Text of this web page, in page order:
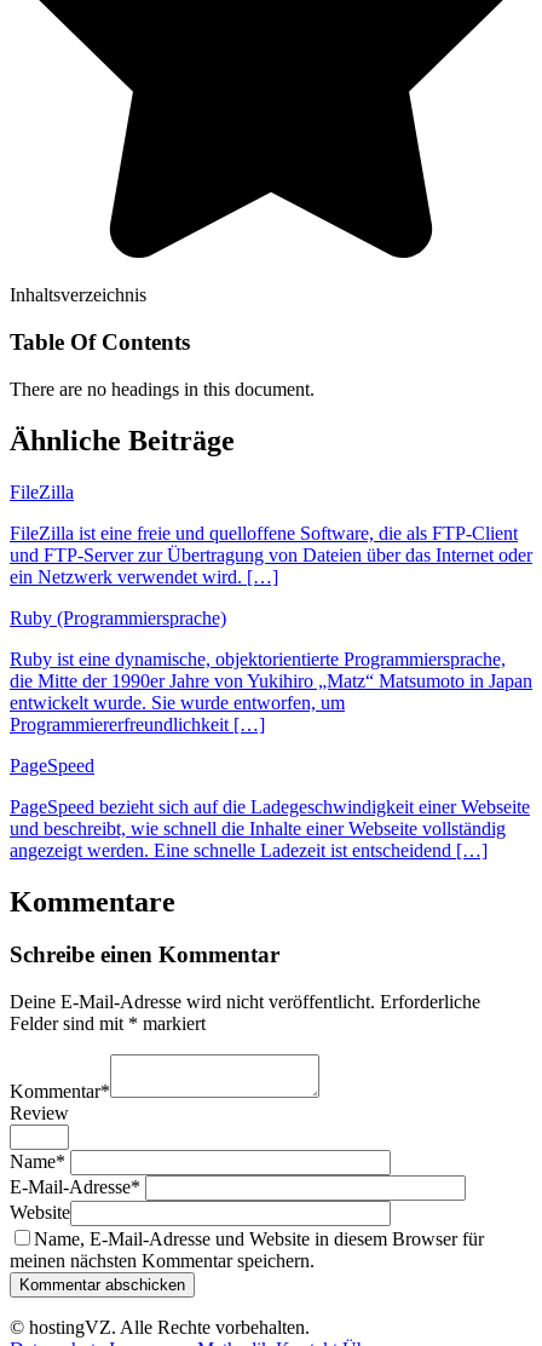
Inhaltsverzeichnis
Table Of Contents
There are no headings in this document.
Ähnliche Beiträge
FileZilla
FileZilla ist eine freie und quelloffene Software, die als FTP-Client
und FTP-Server zur Übertragung von Dateien über das Internet oder
ein Netzwerk verwendet wird. […]
Ruby (Programmiersprache)
Ruby ist eine dynamische, objektorientierte Programmiersprache,
die Mitte der 1990er Jahre von Yukihiro „Matz“ Matsumoto in Japan
entwickelt wurde. Sie wurde entworfen, um
Programmiererfreundlichkeit […]
PageSpeed
PageSpeed bezieht sich auf die Ladegeschwindigkeit einer Webseite
und beschreibt, wie schnell die Inhalte einer Webseite vollständig
angezeigt werden. Eine schnelle Ladezeit ist entscheidend […]
Kommentare
Schreibe einen Kommentar
Deine E-Mail-Adresse wird nicht veröffentlicht. Erforderliche
Felder sind mit * markiert
Kommentar*
Review
Name*
E-Mail-Adresse*
Website
Name, E-Mail-Adresse und Website in diesem Browser für
meinen nächsten Kommentar speichern.
© hostingVZ. Alle Rechte vorbehalten.